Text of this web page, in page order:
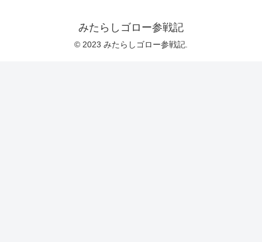
みたらしゴロー参戦記
© 2023 みたらしゴロー参戦記.